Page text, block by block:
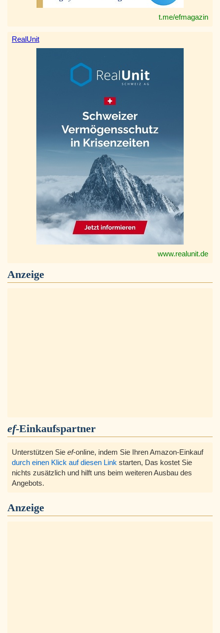
t.me/efmagazin
RealUnit
www.realunit.de
Anzeige
ef-Einkaufspartner
Unterstützen Sie ef-online, indem Sie Ihren Amazon-Einkauf
durch einen Klick auf diesen Link starten, Das kostet Sie
nichts zusätzlich und hilft uns beim weiteren Ausbau des
Angebots.
Anzeige